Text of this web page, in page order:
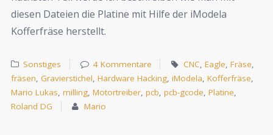
diesen Dateien die Platine mit Hilfe der iModela
Kofferfräse herstellt.
Sonstiges 4 Kommentare CNC, Eagle, Fräse,
fräsen, Gravierstichel, Hardware Hacking, iModela, Kofferfräse,
Mario Lukas, milling, Motortreiber, pcb, pcb-gcode, Platine,
Roland DG
Mario